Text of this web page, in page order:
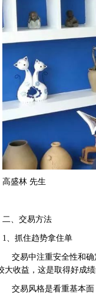
高盛林 先生
二、交易方法
1、抓住趋势拿住单
交易中注重安全性和确
大收益，这是取得好成绩
交易风格是看重基本面